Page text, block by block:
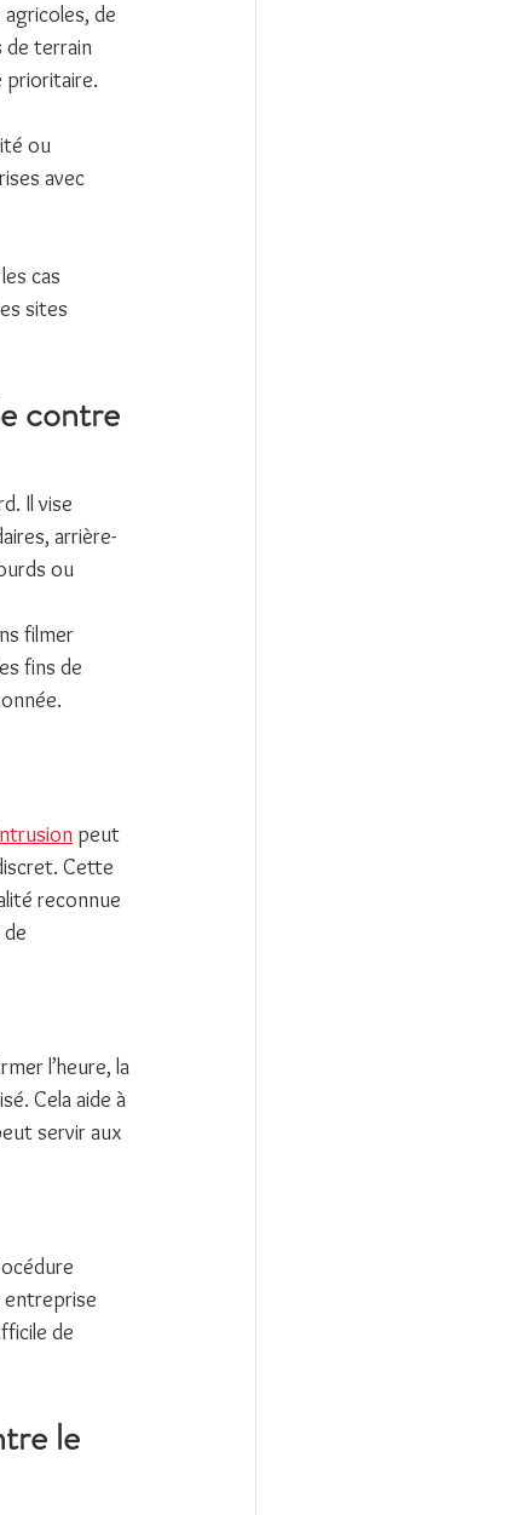
de
de terrain
prioritaire.
ou
avec
cas
sites
contre
Il vise
arrière-
ou
filmer
fins de
peut
Cette
reconnue
l’heure, la
Cela aide à
servir aux
entreprise
de
le